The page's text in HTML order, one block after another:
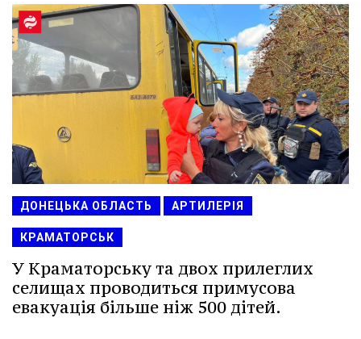
ДОНЕЦЬКА ОБЛАСТЬ АРТИЛЕРІЯ
КРАМАТОРСЬК
У Краматорську та двох прилеглих
селищах проводиться примусова
евакуація більше ніж 500 дітей.